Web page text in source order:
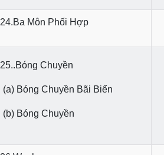
24.Ba Môn Phối Hợp
25..Bóng Chuyền
(a) Bóng Chuyền Bãi Biển
(b) Bóng Chuyền